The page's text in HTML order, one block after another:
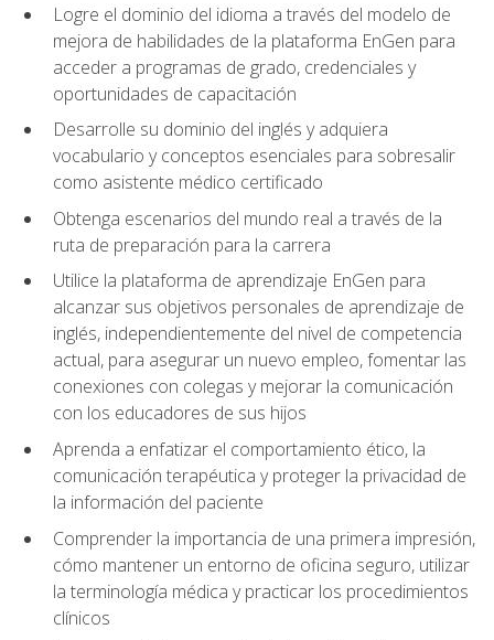
Logre el dominio del idioma a través del modelo de
mejora de habilidades de la plataforma EnGen para
acceder a programas de grado, credenciales y
oportunidades de capacitación
Desarrolle su dominio del inglés y adquiera
vocabulario y conceptos esenciales para sobresalir
como asistente médico certificado
Obtenga escenarios del mundo real a través de la
ruta de preparación para la carrera
Utilice la plataforma de aprendizaje EnGen para
alcanzar sus objetivos personales de aprendizaje de
inglés, independientemente del nivel de competencia
actual, para asegurar un nuevo empleo, fomentar las
conexiones con colegas y mejorar la comunicación
con los educadores de sus hijos
Aprenda a enfatizar el comportamiento ético, la
comunicación terapéutica y proteger la privacidad de
la información del paciente
Comprender la importancia de una primera impresión,
cómo mantener un entorno de oficina seguro, utilizar
la terminología médica y practicar los procedimientos
clínicos